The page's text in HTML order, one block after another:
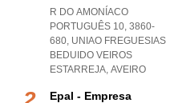
R DO AMONÍACO
PORTUGUÊS 10, 3860-
680, UNIAO FREGUESIAS
BEDUIDO VEIROS
ESTARREJA, AVEIRO
Epal - Empresa